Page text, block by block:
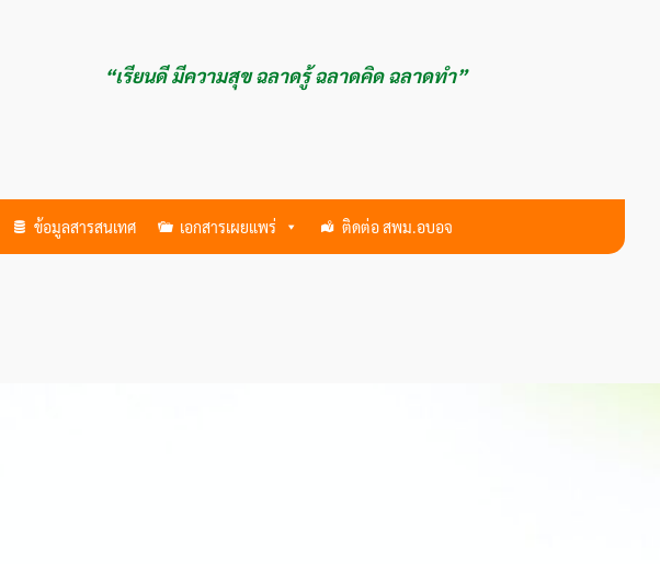
“เรียนดี มีความสุข ฉลาดรู้ ฉลาดคิด ฉลาดทำ”
ข้อมูลสารสนเทศ เอกสารเผยแพร่ ติดต่อ สพม.อบอจ